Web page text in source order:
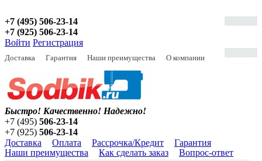
+7 (495) 506-23-14
+7 (925) 506-23-14
Войти Регистрация
Доставка Гарантия Наши преимущества О компании
Быстро! Качественно! Надежно!
+7 (495) 506-23-14
+7 (925) 506-23-14
Доставка
Оплата Рассрочка/Кредит
Гарантия
Наши преимущества
Как сделать заказ Вопрос-ответ